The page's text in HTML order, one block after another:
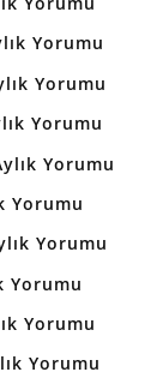
Yorumu
Yorumu
Yorumu
Yorumu
Yorumu
Yorumu
Yorumu
Yorumu
Yorumu